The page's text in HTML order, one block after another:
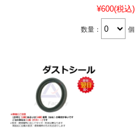
¥600(税込)
数量： 個